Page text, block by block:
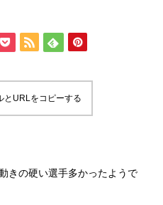
とURLをコピーする
きの硬い選手多かったようで